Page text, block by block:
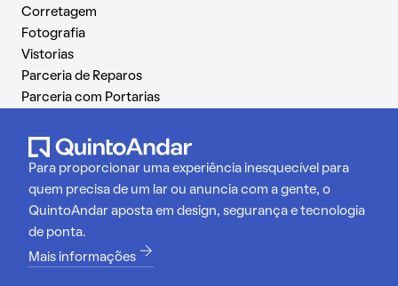
Corretagem
Fotografia
Vistorias
Parceria de Reparos
Parceria com Portarias
Para proporcionar uma experiência inesquecível para
quem precisa de um lar ou anuncia com a gente, o
QuintoAndar aposta em design, segurança e tecnologia
de ponta.
Mais informações